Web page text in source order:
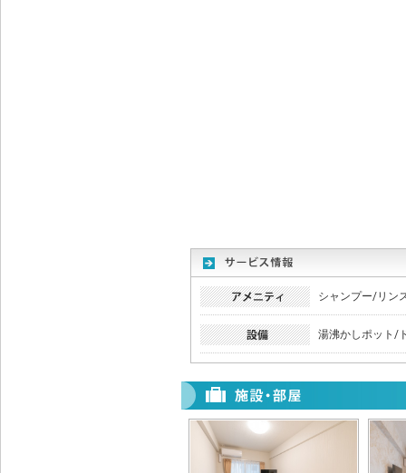
シャンプー/リン
湯沸かしポット/